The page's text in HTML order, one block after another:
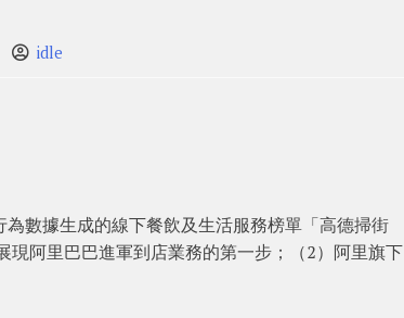
idle
數據生成的線下餐飲及生活服務榜單「高德掃街
阿里巴巴進軍到店業務的第一步；（2）阿里旗下